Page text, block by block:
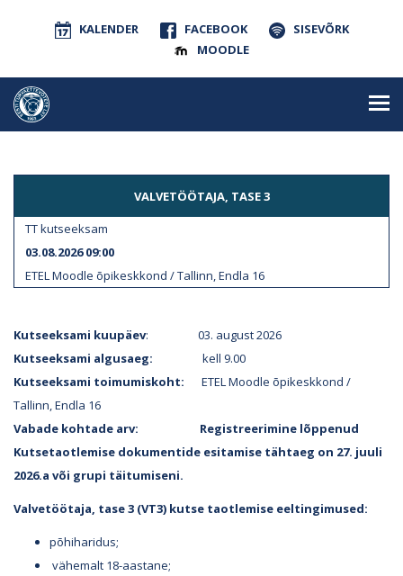
KALENDER FACEBOOK
SISEVÕRK
MOODLE
VALVETÖÖTAJA, TASE 3
TT kutseeksam
03.08.2026 09:00
ETEL Moodle õpikeskkond / Tallinn, Endla 16
Kutseeksami kuupäev: 03. august 2026
Kutseeksami algusaeg: kell 9.00
Kutseeksami toimumiskoht: ETEL Moodle õpikeskkond /
Tallinn, Endla 16
Vabade kohtade arv: Registreerimine lõppenud
Kutsetaotlemise dokumentide esitamise tähtaeg on 27. juuli
2026.a või grupi täitumiseni.
Valvetöötaja, tase 3 (VT3) kutse taotlemise eeltingimused:
põhiharidus;
vähemalt 18-aastane;